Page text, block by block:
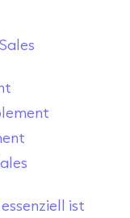
ist